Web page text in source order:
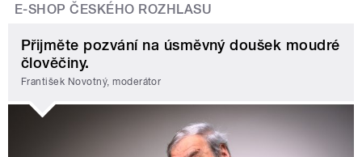
E-SHOP ČESKÉHO ROZHLASU
Přijměte pozvání na úsměvný doušek moudré
člověčiny.
František Novotný, moderátor